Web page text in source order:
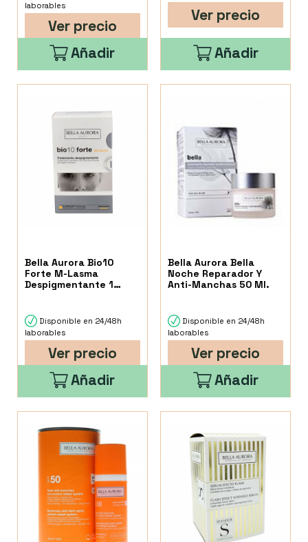
laborables
Ver precio
Añadir
Ver precio
Añadir
Bella Aurora Bio10
Forte M-Lasma
Despigmentante 1
Disponible en 24/48h
laborables
Ver precio
Añadir
Bella Aurora Bella
Noche Reparador Y
Anti-Manchas 50 Ml.
Disponible en 24/48h
laborables
Ver precio
Añadir